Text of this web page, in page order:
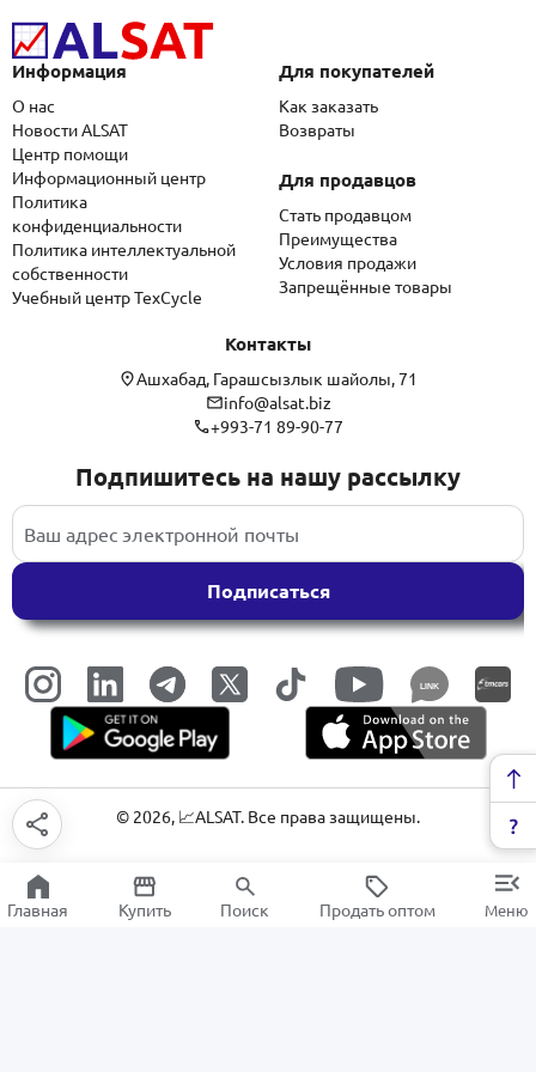
Информация
О нас
Новости ALSAT
Центр помощи
Информационный центр
Политика
конфиденциальности
Политика интеллектуальной
собственности
Учебный центр TexCycle
Для покупателей
Как заказать
Возвраты
Для продавцов
Стать продавцом
Преимущества
Условия продажи
Запрещённые товары
Контакты
Ашхабад, Гарашсызлык шайолы, 71
info@alsat.biz
+993-71 89-90-77
Подпишитесь на нашу рассылку
Подписаться
LINK
© 2026, 📈ALSAT. Все права защищены.
Главная Купить Поиск Продать оптом Меню